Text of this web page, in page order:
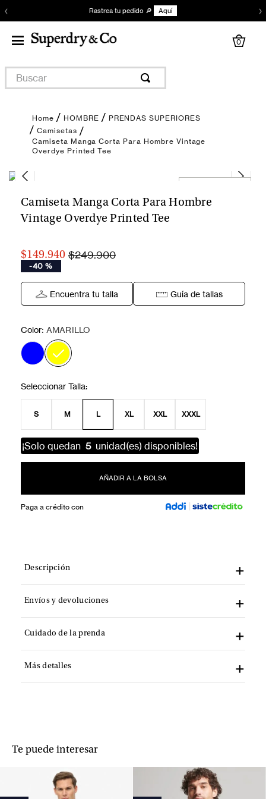
‹ Rastrea tu pedido 🔎 Aquí ›
0
Buscar
HOMBRE
PRENDAS SUPERIORES
Camisetas
Camiseta Manga Corta Para Hombre Vintage
Overdye Printed Tee
Camiseta Manga Corta Para Hombre
Vintage Overdye Printed Tee
$149.940 $249.900
-40 %
Encuentra tu talla Guía de tallas
Color: AMARILLO
S M L XL XXL XXXL
¡Solo quedan 5 unidad(es) disponibles!
AÑADIR A LA BOLSA
Paga a crédito con
Descripción
Envíos y devoluciones
Cuidado de la prenda
Más detalles
Te puede interesar